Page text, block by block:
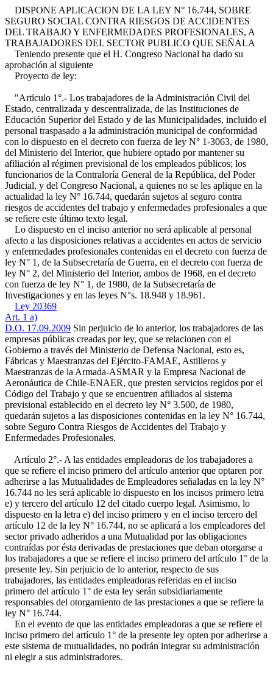
DISPONE APLICACION DE LA LEY N° 16.744, SOBRE
SEGURO SOCIAL CONTRA RIESGOS DE ACCIDENTES
DEL TRABAJO Y ENFERMEDADES PROFESIONALES, A
TRABAJADORES DEL SECTOR PUBLICO QUE SEÑALA
Teniendo presente que el H. Congreso Nacional ha dado su
aprobación al siguiente
Proyecto de ley:
"Artículo 1°.- Los trabajadores de la Administración Civil del
Estado, centralizada y descentralizada, de las Instituciones de
Educación Superior del Estado y de las Municipalidades, incluido el
personal traspasado a la administración municipal de conformidad
con lo dispuesto en el decreto con fuerza de ley N° 1-3063, de 1980,
del Ministerio del Interior, que hubiere optado por mantener su
afiliación al régimen previsional de los empleados públicos; los
funcionarios de la Contraloría General de la República, del Poder
Judicial, y del Congreso Nacional, a quienes no se les aplique en la
actualidad la ley N° 16.744, quedarán sujetos al seguro contra
riesgos de accidentes del trabajo y enfermedades profesionales a que
se refiere este último texto legal.
Lo dispuesto en el inciso anterior no será aplicable al personal
afecto a las disposiciones relativas a accidentes en actos de servicio
y enfermedades profesionales contenidas en el decreto con fuerza de
ley N° 1, de la Subsecretaría de Guerra, en el decreto con fuerza de
ley N° 2, del Ministerio del Interior, ambos de 1968, en el decreto
con fuerza de ley N° 1, de 1980, de la Subsecretaría de
Investigaciones y en las leyes N°s. 18.948 y 18.961.
Ley 20369
Art. 1 a)
D.O. 17.09.2009 Sin perjuicio de lo anterior, los trabajadores de las
empresas públicas creadas por ley, que se relacionen con el
Gobierno a través del Ministerio de Defensa Nacional, esto es,
Fábricas y Maestranzas del Ejército-FAMAE, Astilleros y
Maestranzas de la Armada-ASMAR y la Empresa Nacional de
Aeronáutica de Chile-ENAER, que presten servicios regidos por el
Código del Trabajo y que se encuentren afiliados al sistema
previsional establecido en el decreto ley N° 3.500, de 1980,
quedarán sujetos a las disposiciones contenidas en la ley N° 16.744,
sobre Seguro Contra Riesgos de Accidentes del Trabajo y
Enfermedades Profesionales.
Artículo 2°.- A las entidades empleadoras de los trabajadores a
que se refiere el inciso primero del artículo anterior que optaren por
adherirse a las Mutualidades de Empleadores señaladas en la ley N°
16.744 no les será aplicable lo dispuesto en los incisos primero letra
e) y tercero del artículo 12 del citado cuerpo legal. Asimismo, lo
dispuesto en la letra e) del inciso primero y en el inciso tercero del
artículo 12 de la ley N° 16.744, no se aplicará a los empleadores del
sector privado adheridos a una Mutualidad por las obligaciones
contraídas por ésta derivadas de prestaciones que deban otorgarse a
los trabajadores a que se refiere el inciso primero del artículo 1° de la
presente ley. Sin perjuicio de lo anterior, respecto de sus
trabajadores, las entidades empleadoras referidas en el inciso
primero del artículo 1° de esta ley serán subsidiariamente
responsables del otorgamiento de las prestaciones a que se refiere la
ley N° 16.744.
En el evento de que las entidades empleadoras a que se refiere el
inciso primero del artículo 1° de la presente ley opten por adherirse a
este sistema de mutualidades, no podrán integrar su administración
ni elegir a sus administradores.